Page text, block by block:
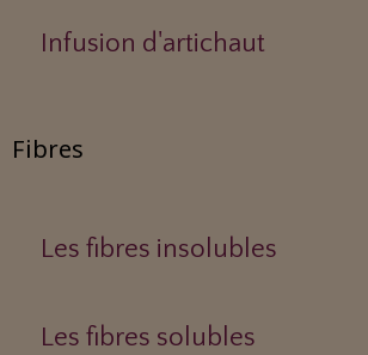
Infusion d'artichaut
Fibres
Les fibres insolubles
Les fibres solubles